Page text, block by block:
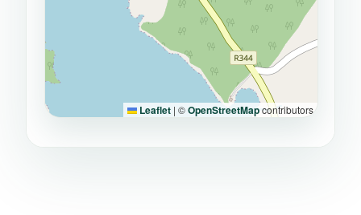
Leaflet | ©OpenStreetMapcontributors